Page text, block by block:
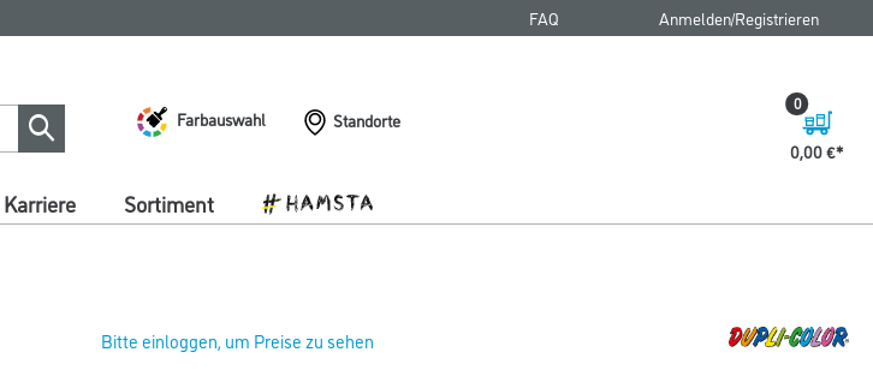
FAQ Anmelden/Registrieren
Farbauswahl
Standorte
0,00 €
0
Karriere Sortiment
Bitte einloggen, um Preise zu sehen